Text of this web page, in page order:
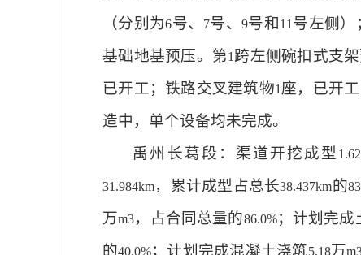
（分别为6号、 7号、9号和 11 号左侧）
基础地基预压。第1 跨左侧碗扣式支
已开工；铁路交叉建筑物1 座，已开
造中，单个设备均未完成。
禹州长葛段：渠道开挖成型
31.984km，累计成型占总长38.437km的
万m3，占合同总量的86.0%；计划完成
的40.0%；计划完成混凝土浇筑5.18万